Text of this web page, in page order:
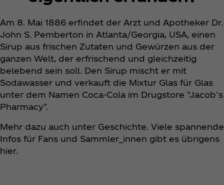
Am 8. Mai 1886 erfindet der Arzt und Apotheker Dr.
John S. Pemberton in Atlanta/Georgia, USA, einen
Sirup aus frischen Zutaten und Gewürzen aus der
ganzen Welt, der erfrischend und gleichzeitig
belebend sein soll. Den Sirup mischt er mit
Sodawasser und verkauft die Mixtur Glas für Glas
unter dem Namen Coca‑Cola im Drugstore "Jacob’s
Pharmacy".
Mehr dazu auch unter Geschichte. Viele spannende
Infos für Fans und Sammler_innen gibt es übrigens
hier.